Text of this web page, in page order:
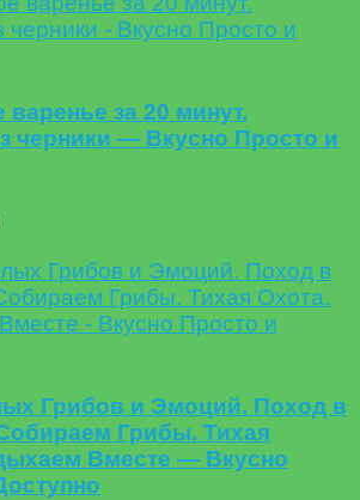
варенье за 20 минут.
черники — Вкусно Просто и
Грибов и Эмоций. Поход в
Грибы. Тихая
Вместе — Вкусно